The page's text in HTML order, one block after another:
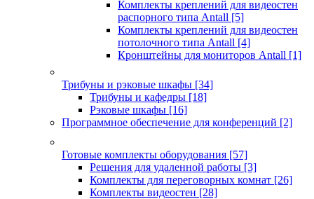
Комплекты креплений для видеостен
распорного типа Antall [5]
Комплекты креплений для видеостен
потолочного типа Antall [4]
Кронштейны для мониторов Antall [1]
Трибуны и рэковые шкафы [34]
Трибуны и кафедры [18]
Рэковые шкафы [16]
Программное обеспечение для конференций [2]
Готовые комплекты оборудования [57]
Решения для удаленной работы [3]
Комплекты для переговорных комнат [26]
Комплекты видеостен [28]